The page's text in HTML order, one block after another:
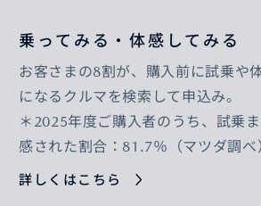
乗ってみる・体感してみる
お客さまの8割が、購入前に試乗や
になるクルマを検索して申込み。
＊2025年度ご購入者のうち、試乗
感された割合：81.7％（マツダ調べ
詳しくはこちら